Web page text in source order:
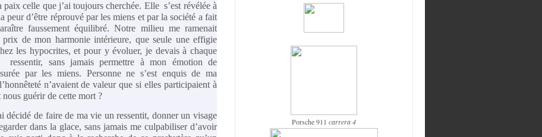
celle que j’ai toujours cherchée. Elle s’est révélée à
d’être réprouvé par les miens et par la société a fait
faussement équilibré. Notre milieu me ramenait
prix de mon harmonie intérieure, que seule une effigie
les hypocrites, et pour y évoluer, je devais à chaque
sans jamais permettre à mon émotion de
par les miens. Personne ne s’est enquis de ma
n’avaient de valeur que si elles participaient à
guérir de cette mort ?
décidé de faire de ma vie un ressentit, donner un visage
dans la glace, sans jamais me culpabiliser d’avoir
Porsche 911 carrera 4